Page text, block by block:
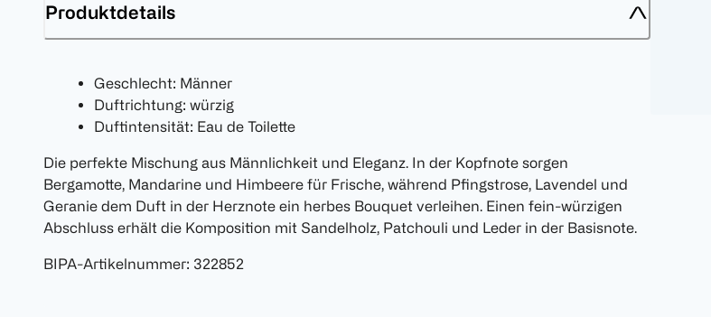
Produktdetails
Geschlecht: Männer
Duftrichtung: würzig
Duftintensität: Eau de Toilette
Die perfekte Mischung aus Männlichkeit und Eleganz. In der Kopfnote sorgen
Bergamotte, Mandarine und Himbeere für Frische, während Pfingstrose, Lavendel und
Geranie dem Duft in der Herznote ein herbes Bouquet verleihen. Einen fein-würzigen
Abschluss erhält die Komposition mit Sandelholz, Patchouli und Leder in der Basisnote.
BIPA-Artikelnummer: 322852